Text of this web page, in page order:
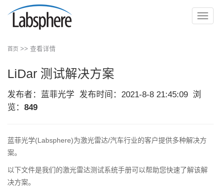
切
首页 >> 查看详情
LiDar 测试解决方案
发布者：蓝菲光学 发布时间：2021-8-8 21:45:09 浏
览： 849
蓝菲光学(Labsphere)为激光雷达/汽车行业的客户提供多种解决方
案。
以下文件是我们的激光雷达测试系统手册可以帮助您快速了解该解
决方案。